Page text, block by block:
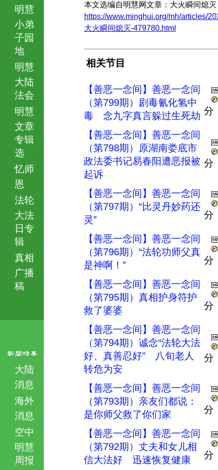
明慧
小弟
子园
地
明慧
大陆
法会
明慧
文章
专辑
选
忆师
恩
法轮
大法
日专
辑
真相
广播
稿
大陆
消息
海外
消息
空中
明慧
周报
本文选编自明慧网文章：大火瞬间熄灭
https://www.minghui.org/mh/articles/
大火瞬间熄灭-479780.html
相关节目
【善恶一念间】善恶一念间
（第799期）剧毒氰化氢中
毒 念九字真言躲过生死劫 分
【善恶一念间】善恶一念间
（第798期）原湖南娄底市
政法委书记易春阳遭恶报被
起诉
分
【善恶一念间】善恶一念间
（第797期）“比灵丹妙药还
灵”
分
【善恶一念间】善恶一念间
（第796期）“法轮功师父真
是神啊！”
分
【善恶一念间】善恶一念间
（第795期）真相护身符护
救了婆婆
分
【善恶一念间】善恶一念间
（第794期）诚念“法轮大法
好、真善忍好” 八旬老人
转危为安
分
【善恶一念间】善恶一念间
（第793期）亲友们都说：
是你师父救了你们家
分
【善恶一念间】善恶一念间
（第792期）丈夫和女儿相
信大法好 迅速恢复健康
分